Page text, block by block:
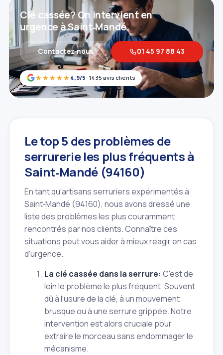
★★★★★ 4,9/5 · 1435 avis clients
Clé cassée? On intervient en
urgence à Saint‑Mandé.
Contactez‑nous 01 45 97 88 43
Le top 5 des problèmes de
serrurerie les plus fréquents à
Saint‑Mandé (94160)
En tant qu'artisans serruriers expérimentés à
Saint‑Mandé (94160), nous avons dressé une
liste des problèmes les plus couramment
rencontrés par nos clients. Connaître ces
situations peut vous aider à mieux réagir en cas
d'urgence.
La clé cassée dans la serrure: C'est de
loin le problème le plus fréquent. Souvent
dû à l'usure de la clé, à un mouvement
brusque ou à une serrure grippée. Notre
intervention est alors cruciale pour
extraire le morceau sans endommager le
mécanisme.